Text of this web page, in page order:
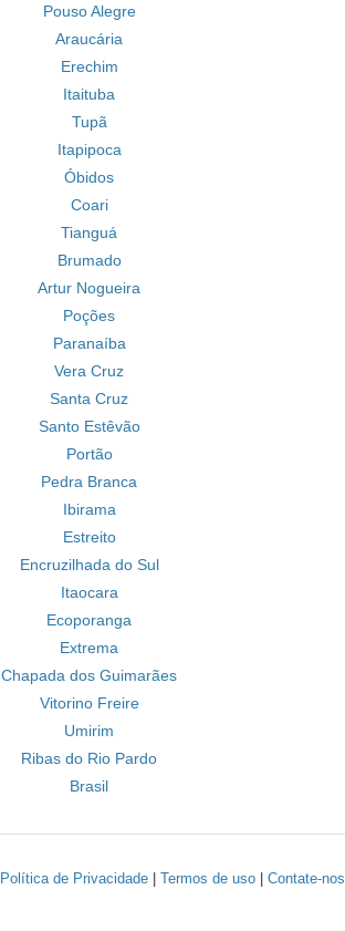
Pouso Alegre
Araucária
Erechim
Itaituba
Tupã
Itapipoca
Óbidos
Coari
Tianguá
Brumado
Artur Nogueira
Poções
Paranaíba
Vera Cruz
Santa Cruz
Santo Estêvão
Portão
Pedra Branca
Ibirama
Estreito
Encruzilhada do Sul
Itaocara
Ecoporanga
Extrema
Chapada dos Guimarães
Vitorino Freire
Umirim
Ribas do Rio Pardo
Brasil
Política de Privacidade| Termos de uso| Contate-nos